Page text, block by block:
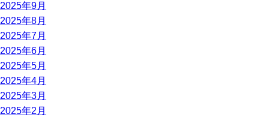
2025年9月
2025年8月
2025年7月
2025年6月
2025年5月
2025年4月
2025年3月
2025年2月